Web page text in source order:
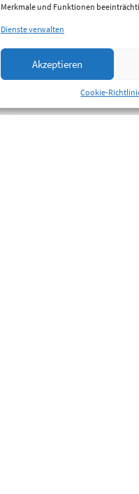
Merkmale und Funktionen
Dienste verwalten
Akzeptieren
Cookie-